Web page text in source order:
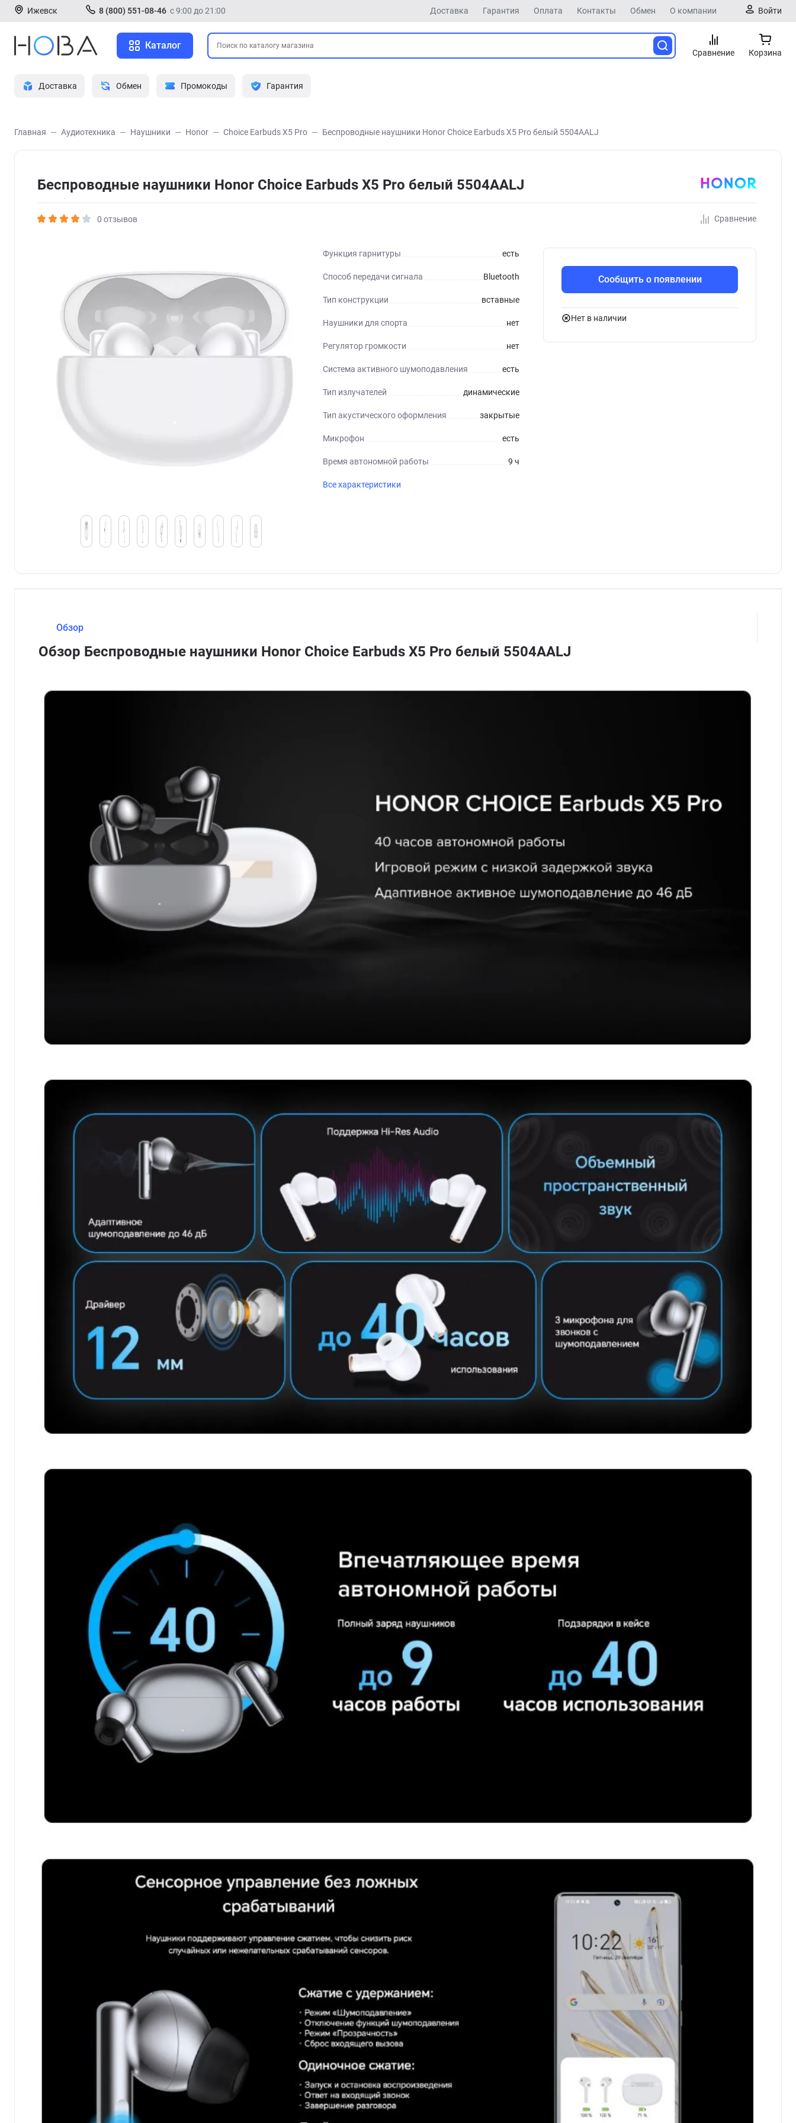
Ижевск 8 (800) 551-08-46 с 9:00 до 21:00 Доставка Гарантия Оплата Контакты Обмен О компании Войти
Каталог
Сравнение Корзина
Доставка Обмен Промокоды Гарантия
Главная Аудиотехника Наушники Honor Choice Earbuds X5 Pro Беспроводные наушники Honor Choice Earbuds X5 Pro белый 5504AALJ
Беспроводные наушники Honor Choice Earbuds X5 Pro белый 5504AALJ
0 отзывов Сравнение
Функция гарнитуры есть
Способ передачи сигнала Bluetooth
Тип конструкции вставные
Наушники для спорта нет
Регулятор громкости нет
Система активного шумоподавления есть
Тип излучателей динамические
Тип акустического оформления закрытые
Микрофон есть
Время автономной работы 9 ч
Все характеристики
Сообщить о появлении
Нет в наличии
Обзор
Обзор Беспроводные наушники Honor Choice Earbuds X5 Pro белый 5504AALJ